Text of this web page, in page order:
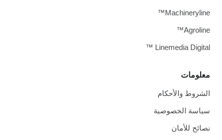
معلومات
الشروط والأحكام
سياسة الخصوصية
نصائح للأمان
Machineryline™
Agroline™
Linemedia Digital ™